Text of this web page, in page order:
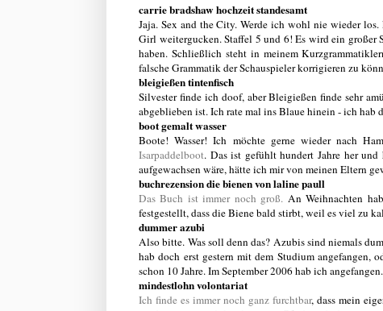
carrie bradshaw hochzeit standesamt
Jaja. Sex and the City. Werde ich wohl nie wieder
Girl weitergucken. Staffel 5 und 6! Es wird ein großer
haben. Schließlich steht in meinem
falsche Grammatik der Schauspieler korrigieren zu
bleigießen tintenfisch
Silvester finde ich doof, aber Bleigießen finde sehr
abgeblieben ist. Ich rate mal ins Blaue hinein - ich hab
boot gemalt wasser
Boote! Wasser! Ich möchte gerne wieder nach
Isarpaddelboot. Das ist gefühlt hundert Jahre her
aufgewachsen wäre, hätte ich mir von meinen Eltern
buchrezension die bienen von laline paull
Das Buch ist immer noch groß. An Weihnachten
festgestellt, dass die Biene bald stirbt, weil es viel zu
dummer azubi
Also bitte. Was soll denn das? Azubis sind niemals
hab doch erst gestern mit dem Studium angefangen,
schon 10 Jahre. Im September 2006 hab ich
mindestlohn volontariat
Ich finde es immer noch ganz furchtbar, dass mein